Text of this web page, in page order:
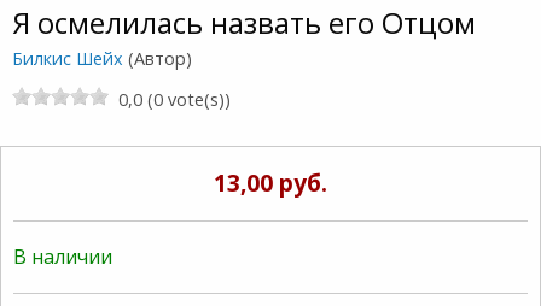
Я осмелилась назвать его Отцом
Билкис Шейх (Автор)
0,0 (0 vote(s))
13,00 руб.
В наличии